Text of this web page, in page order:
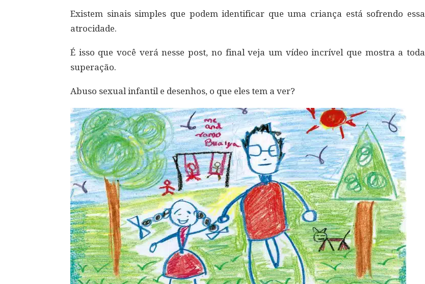
Existem sinais simples que podem identificar que uma criança está sofrendo essa
atrocidade.
É isso que você verá nesse post, no final veja um vídeo incrível que mostra a toda
superação.
Abuso sexual infantil e desenhos, o que eles tem a ver?